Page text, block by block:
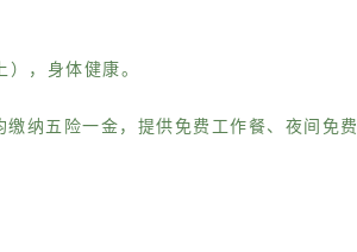
，身体健康。
纳五险一金，提供免费工作餐、夜间免费